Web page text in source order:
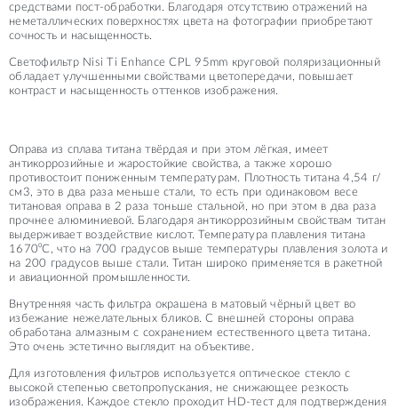
средствами пост-обработки. Благодаря отсутствию отражений на
неметаллических поверхностях цвета на фотографии приобретают
сочность и насыщенность.
Светофильтр Nisi Ti Enhance CPL 95mm круговой поляризационный
обладает улучшенными свойствами цветопередачи, повышает
контраст и насыщенность оттенков изображения.
Оправа из сплава титана твёрдая и при этом лёгкая, имеет
антикоррозийные и жаростойкие свойства, а также хорошо
противостоит пониженным температурам. Плотность титана 4,54 г/
см3, это в два раза меньше стали, то есть при одинаковом весе
титановая оправа в 2 раза тоньше стальной, но при этом в два раза
прочнее алюминиевой. Благодаря антикоррозийным свойствам титан
выдерживает воздействие кислот. Температура плавления титана
1670⁰С, что на 700 градусов выше температуры плавления золота и
на 200 градусов выше стали. Титан широко применяется в ракетной
и авиационной промышленности.
Внутренняя часть фильтра окрашена в матовый чёрный цвет во
избежание нежелательных бликов. С внешней стороны оправа
обработана алмазным с сохранением естественного цвета титана.
Это очень эстетично выглядит на объективе.
Для изготовления фильтров используется оптическое стекло с
высокой степенью светопропускания, не снижающее резкость
изображения. Каждое стекло проходит HD-тест для подтверждения